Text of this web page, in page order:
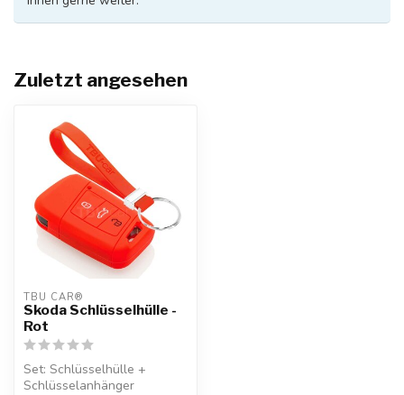
Zuletzt angesehen
TBU CAR®
Skoda Schlüsselhülle -
Rot
Set: Schlüsselhülle +
Schlüsselanhänger